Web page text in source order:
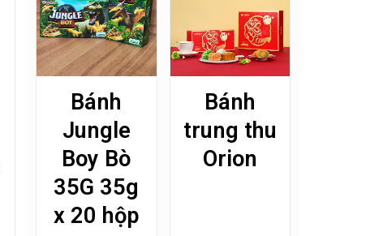
Bánh
Jungle
Boy Bò
35G 35g
x 20 hộp
Bánh
trung thu
Orion